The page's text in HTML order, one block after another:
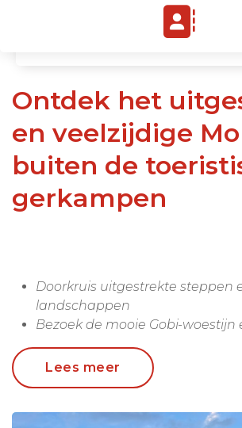
Offerte aanvragen
Ontdek het uitgestrekte
en veelzijdige
buiten de
gerkampen
Doorkruis uitgestrekte steppen
landschappen
Bezoek de mooie Gobi-woestijn
dal
Kamperen onder de sterren in
Kok is mee en roert in de
Lees meer